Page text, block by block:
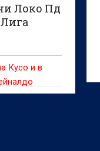
Локо Пд
Лига
Кусо и в